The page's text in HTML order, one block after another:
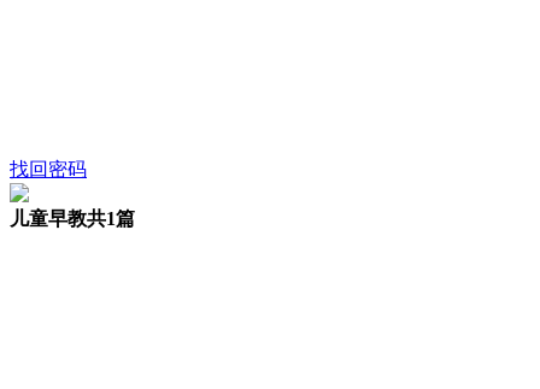
找回密码
儿童早教共1篇